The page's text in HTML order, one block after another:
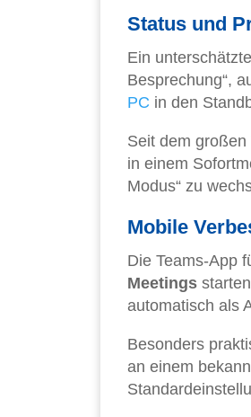
Status und
Ein
Besprechung“,
PC in den
Seit dem
in einem
Modus“ zu
Mobile
Die Teams-App
Meetings
automatisch als
Besonders
an einem